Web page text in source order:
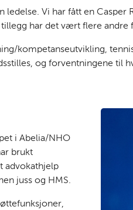
ledelse. Vi har fått en
har det vært flere andre
kompetanseutvikling,
og forventningene til
i Abelia/NHO
brukt
advokathjelp
juss og HMS.